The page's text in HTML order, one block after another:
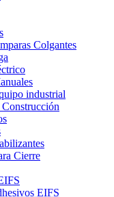
Colgantes
industrial
Cierre
EIFS